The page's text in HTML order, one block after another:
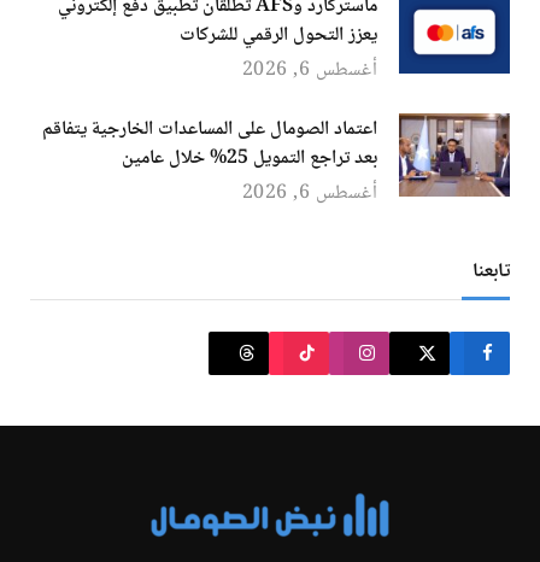
يعزز التحول الرقمي للشركات
أغسطس 6, 2026
اعتماد الصومال على المساعدات الخارجية يتفاقم
بعد تراجع التمويل 25% خلال عامين
أغسطس 6, 2026
تابعنا